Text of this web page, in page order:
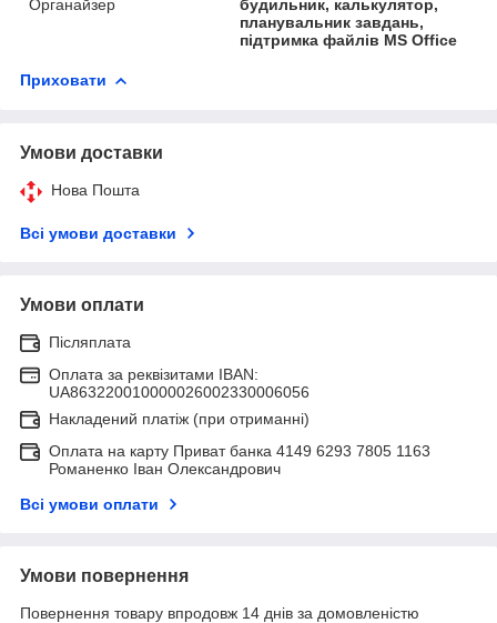
Органайзер
будильник, калькулятор,
планувальник завдань,
підтримка файлів MS Office
Приховати
Умови доставки
Нова Пошта
Всі умови доставки
Умови оплати
Післяплата
Оплата за реквізитами IBAN:
UA863220010000026002330006056
Накладений платіж (при отриманні)
Оплата на карту Приват банка 4149 6293 7805 1163
Романенко Іван Олександрович
Всі умови оплати
Умови повернення
Повернення товару впродовж 14 днів за домовленістю